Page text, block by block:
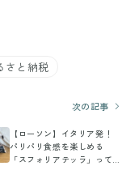
さと納税
次の記事
【ローソン】イタリア発！
パリパリ食感を楽しめる
「スフォリアテッラ」って